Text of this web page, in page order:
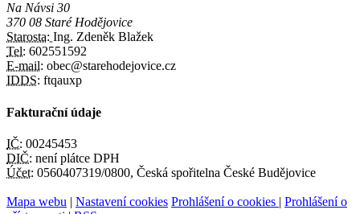
Na Návsi 30
370 08 Staré Hodějovice
Starosta: Ing. Zdeněk Blažek
Tel: 602551592
E-mail: obec@starehodejovice.cz
IDDS: ftqauxp
Fakturační údaje
IČ: 00245453
DIČ: není plátce DPH
Účet: 0560407319/0800, Česká spořitelna České Budějovice
Mapa webu | Nastavení cookies Prohlášení o cookies | Prohlášení o